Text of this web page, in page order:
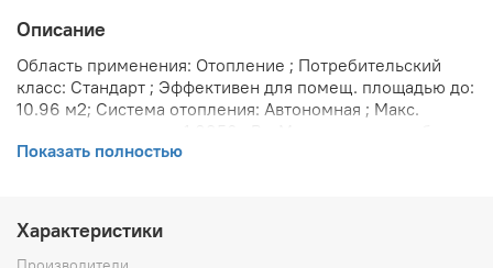
Описание
Область применения: Отопление ; Потребительский
класс: Стандарт ; Эффективен для помещ. площадью до:
10.96 м2; Система отопления: Автономная ; Макс.
давление: 10 бар; Предельное давление: 25 бар;
размещения: Горизонтальное ; Вид установки
(крепления): Настенная ; Макс. температура
теплоносителя: 110 °С; Межосевое расстояние: 545 мм;
Показать полностью
Характеристики